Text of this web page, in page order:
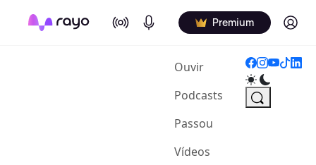
On Air Podcasts Premium Log in
Ouvir(current)
Podcasts
Passou
Vídeos